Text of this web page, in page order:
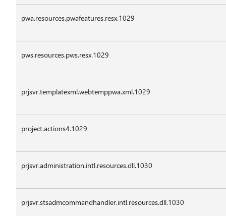
pwa.resources.pwafeatures.resx.1029
pws.resources.pws.resx.1029
prjsvr.templatexml.webtemppwa.xml.1029
project.actions4.1029
prjsvr.administration.intl.resources.dll.1030
prjsvr.stsadmcommandhandler.intl.resources.dll.1030